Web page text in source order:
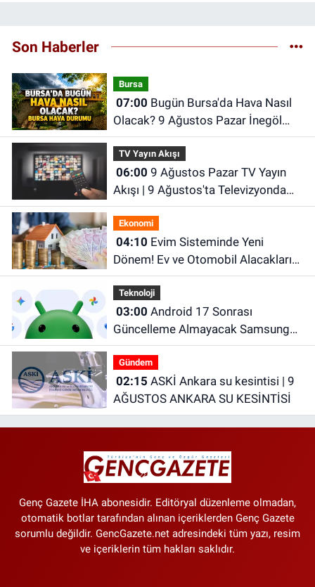
Son Haberler
Bursa
07:00
Olacak? 9 Ağustos Pazar İnegöl
Hava Durumu
TV Yayın Akışı
06:00
Akışı | 9 Ağustos'ta Televizyonda
Neler Var? TRT 1, TV8, NOW TV,
Show TV, ATV, Star TV...
Ekonomi
04:10
Dönem! Ev ve Otomobil Alacakları
İlgilendiren Kısıtlamalar Geliyor
Teknoloji
03:00
Güncelleme Almayacak Samsung
Telefonlar Belli Oldu!
Gündem
02:15
AĞUSTOS ANKARA SU KESİNTİSİ
Genç Gazete İHA abonesidir. Editöryal düzenleme olmadan,
otomatik botlar tarafından alınan içeriklerden Genç Gazete
sorumlu değildir. GencGazete.net adresindeki tüm yazı, resim
ve içeriklerin tüm hakları saklıdır.